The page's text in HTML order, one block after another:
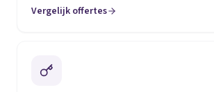
Vergelijk offertes
(opent in een nieuw tabblad)